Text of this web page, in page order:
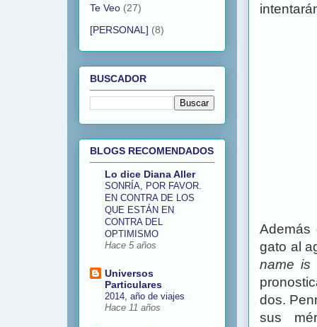
gato al
name is
dos.
sus
Te Veo (27)
[PERSONAL] (8)
BUSCADOR
BLOGS RECOMENDADOS
Lo dice Diana Aller
SONRÍA, POR FAVOR.
EN CONTRA DE LOS
QUE ESTÁN EN
CONTRA DEL
OPTIMISMO
Hace 5 años
Universos
Particulares
2014, año de viajes
Hace 11 años